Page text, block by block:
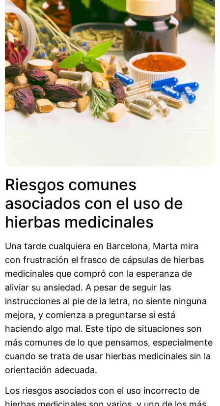
Riesgos comunes
asociados con el uso de
hierbas medicinales
Una tarde cualquiera en Barcelona, Marta mira
con frustración el frasco de cápsulas de hierbas
medicinales que compró con la esperanza de
aliviar su ansiedad. A pesar de seguir las
instrucciones al pie de la letra, no siente ninguna
mejora, y comienza a preguntarse si está
haciendo algo mal. Este tipo de situaciones son
más comunes de lo que pensamos, especialmente
cuando se trata de usar hierbas medicinales sin la
orientación adecuada.
Los riesgos asociados con el uso incorrecto de